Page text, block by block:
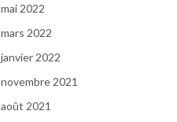
mai 2022
mars 2022
janvier 2022
novembre 2021
août 2021